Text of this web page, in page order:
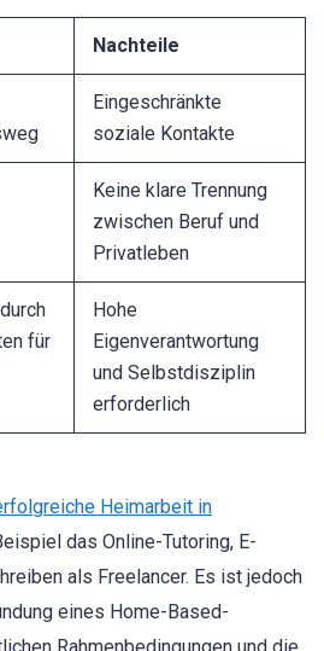
Nachteile
Eingeschränkte
soziale Kontakte
Keine klare Trennung
zwischen Beruf und
Privatleben
für
Hohe
Eigenverantwortung
und Selbstdisziplin
erforderlich
Heimarbeit in
das Online-Tutoring, E-
als Freelancer. Es ist jedoch
eines Home-Based-